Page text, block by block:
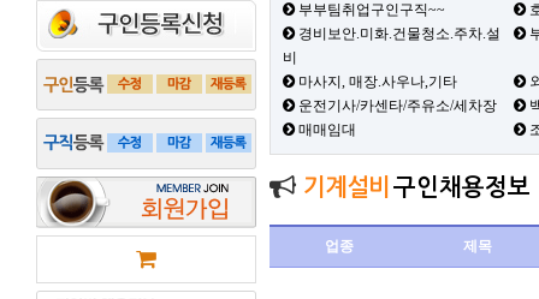
부부팀취업구인구직~~
경비보안.미화.건물청소.주차.설
비
마사지, 매장.사우나,기타
운전기사/카센타/주유소/세차장
매매임대
기계설비 구인채용정보
업종 제목